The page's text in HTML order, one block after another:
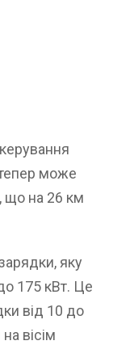
може
що на 26 км
яку
175 кВт. Це
від 10 до
вісім